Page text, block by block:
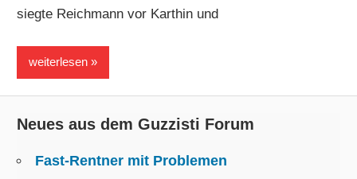
siegte Reichmann vor Karthin und
weiterlesen
Neues aus dem Guzzisti Forum
Fast-Rentner mit Problemen